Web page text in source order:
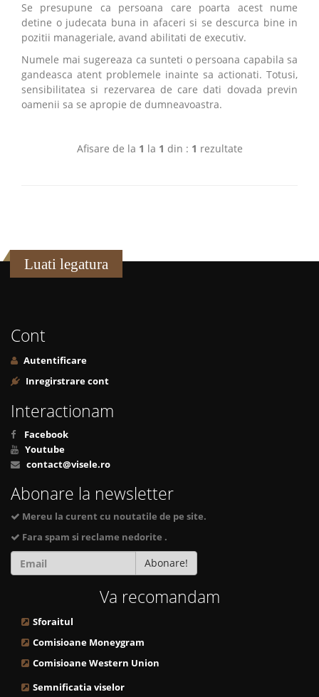
Se presupune ca persoana care poarta acest nume
detine o judecata buna in afaceri si se descurca bine in
pozitii manageriale, avand abilitati de executiv.
Numele mai sugereaza ca sunteti o persoana capabila sa
gandeasca atent problemele inainte sa actionati. Totusi,
sensibilitatea si rezervarea de care dati dovada previn
oamenii sa se apropie de dumneavoastra.
Afisare de la 1 la 1 din : 1 rezultate
Luati legatura
Cont
Autentificare
Inregirstrare cont
Interactionam
Facebook
Youtube
contact@visele.ro
Abonare la newsletter
Mereu la curent cu noutatile de pe site.
Fara spam si reclame nedorite .
Abonare!
Va recomandam
Sforaitul
Comisioane Moneygram
Comisioane Western Union
Semnificatia viselor